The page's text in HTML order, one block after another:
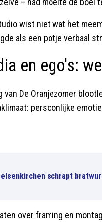
– had moeite de boel
wist niet wat het
als een potje verbaal
en ego's:
van De Oranjezomer
persoonlijke
schrapt
over framing en